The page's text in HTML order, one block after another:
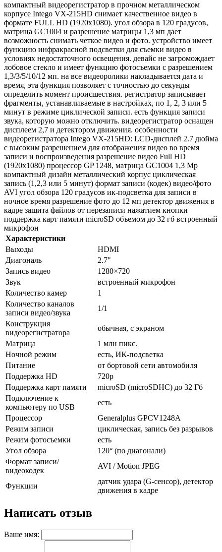
компактный видеорегистратор в прочном металлическом
корпусе Intego VX-215HD снимает качественное видео в
формате FULL HD (1920x1080). угол обзора в 120 градусов,
матрица GC1004 и разрешение матрицы 1,3 мп дает
возможность снимать четкое видео и фото. устройство имеет
функцию инфракрасной подсветки для съемки видео в
условиях недостаточного освещения. девайс не загромождает
лобовое стекло и имеет функцию фотосъемки с разрешением
1,3/3/5/10/12 мп. на все видеоролики накладывается дата и
время, эта функция позволяет с точностью до секунды
определить момент происшествия. регистратор записывает
фрагменты, устанавливаемые в настройках, по 1, 2, 3 или 5
минут в режиме циклической записи. есть функция записи
звука, которую можно отключить. видеорегистратор оснащен
дисплеем 2,7 и детектором движения. особенности
видеорегистратора Intego VX-215HD: LCD-дисплей 2.7 дюйма
с высоким разрешением для отображения видео во время
записи и воспроизведения разрешение видео Full HD
(1920x1080) процессор GP 1248, матрица GC1004 1,3 Mp
компактный дизайн металлический корпус циклическая
запись (1,2,3 или 5 минут) формат записи (кодек) видео/фото
AVI угол обзора 120 градусов ик-подсветка для записи в
ночное время разрешение фото до 12 мп детектор движения в
кадре защита файлов от перезаписи нажатием кнопки
поддержка карт памяти microSD объемом до 32 гб встроенный
микрофон
Характеристики
Выходы
HDMI
Диагональ
2.7"
Запись видео
1280×720
Звук
встроенный микрофон
Количество камер
1
Количество каналов
записи видео/звука
1/1
Конструкция
видеорегистратора
обычная, с экраном
Матрица
1 млн пикс.
Ночной режим
есть, ИК-подсветка
Питание
от бортовой сети автомобиля
Поддержка HD
720p
Поддержка карт памяти
microSD (microSDHC) до 32 Гб
Подключение к
компьютеру по USB
есть
Процессор
Generalplus GPCV1248A
Режим записи
циклическая, запись без разрывов
Режим фотосъемки
есть
Угол обзора
120° (по диагонали)
Формат записи/
видеокодек
AVI / Motion JPEG
Функции
датчик удара (G-сенсор), детектор
движения в кадре
Написать отзыв
Ваше имя: